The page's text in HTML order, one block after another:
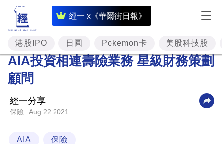
經一 x《華爾街日報》
即
時
財
經
樓
港股IPO 日圓 Pokemon卡 美股科技股
AIA投資相連壽險業務 星級財務策劃
顧問
經一分享
保險 Aug 22 2021
AIA 保險